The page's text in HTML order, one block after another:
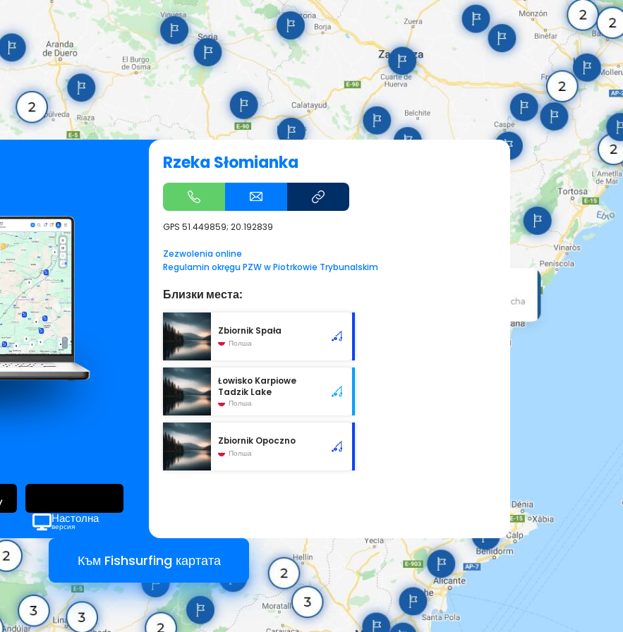
Настолна
версия
Rzeka Słomianka
GPS 51.449859; 20.192839
Zezwolenia online
Regulamin okręgu PZW w Piotrkowie Trybunalskim
Близки места:
Zbiornik Spała
Полша
Łowisko Karpiowe
Tadzik Lake
Полша
Zbiornik Opoczno
Полша
Към Fishsurfing картата